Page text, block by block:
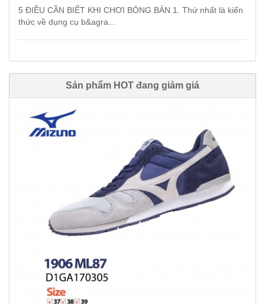
5 ĐIỀU CẦN BIẾT KHI CHƠI BÓNG BÀN 1. Thứ nhất là kiến
thức về dụng cụ b&agra...
Sản phẩm HOT đang giảm giá